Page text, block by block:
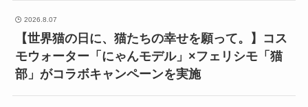
2026.8.07
【世界猫の日に、猫たちの幸せを願って。】コス
モウォーター「にゃんモデル」×フェリシモ「猫
部」がコラボキャンペーンを実施